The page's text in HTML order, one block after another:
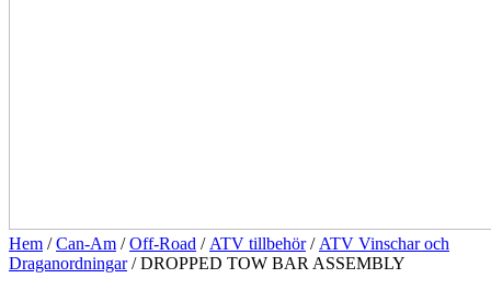
Hem /Can-Am /Off-Road / ATV tillbehör/ ATV Vinschar och
Draganordningar/ DROPPED TOW BAR ASSEMBLY